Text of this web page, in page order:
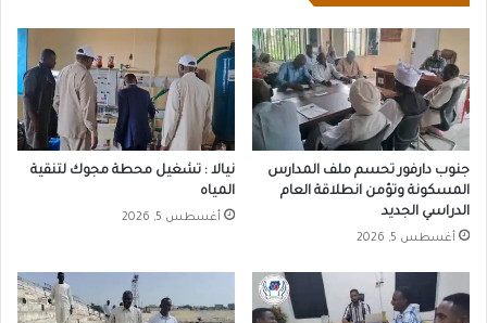
جنوب دارفور تحسم ملف المدارس
المسكونة وتؤمن انطلاقة العام
الدراسي الجديد
أغسطس 5, 2026
نيالا : تشغيل محطة مجوك لتنقية
المياه
أغسطس 5, 2026